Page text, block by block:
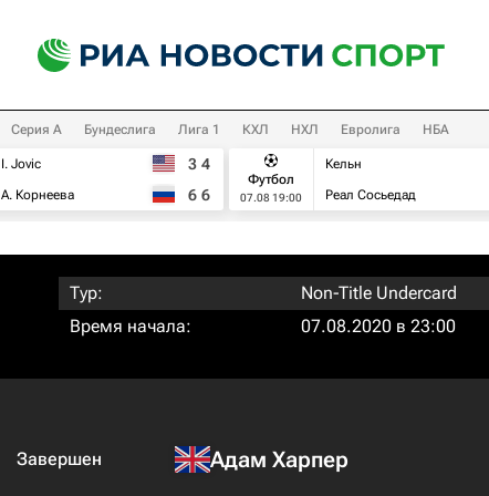
Серия А Бундеслига Лига 1 КХЛ НХЛ Евролига НБА
I. Jovic
А. Корнеева
3 4
6 6
Футбол
07.08 19:00
Кельн
Реал Сосьедад
Тур:
Non-Title Undercard
Время начала:
07.08.2020 в 23:00
Завершен Адам Харпер